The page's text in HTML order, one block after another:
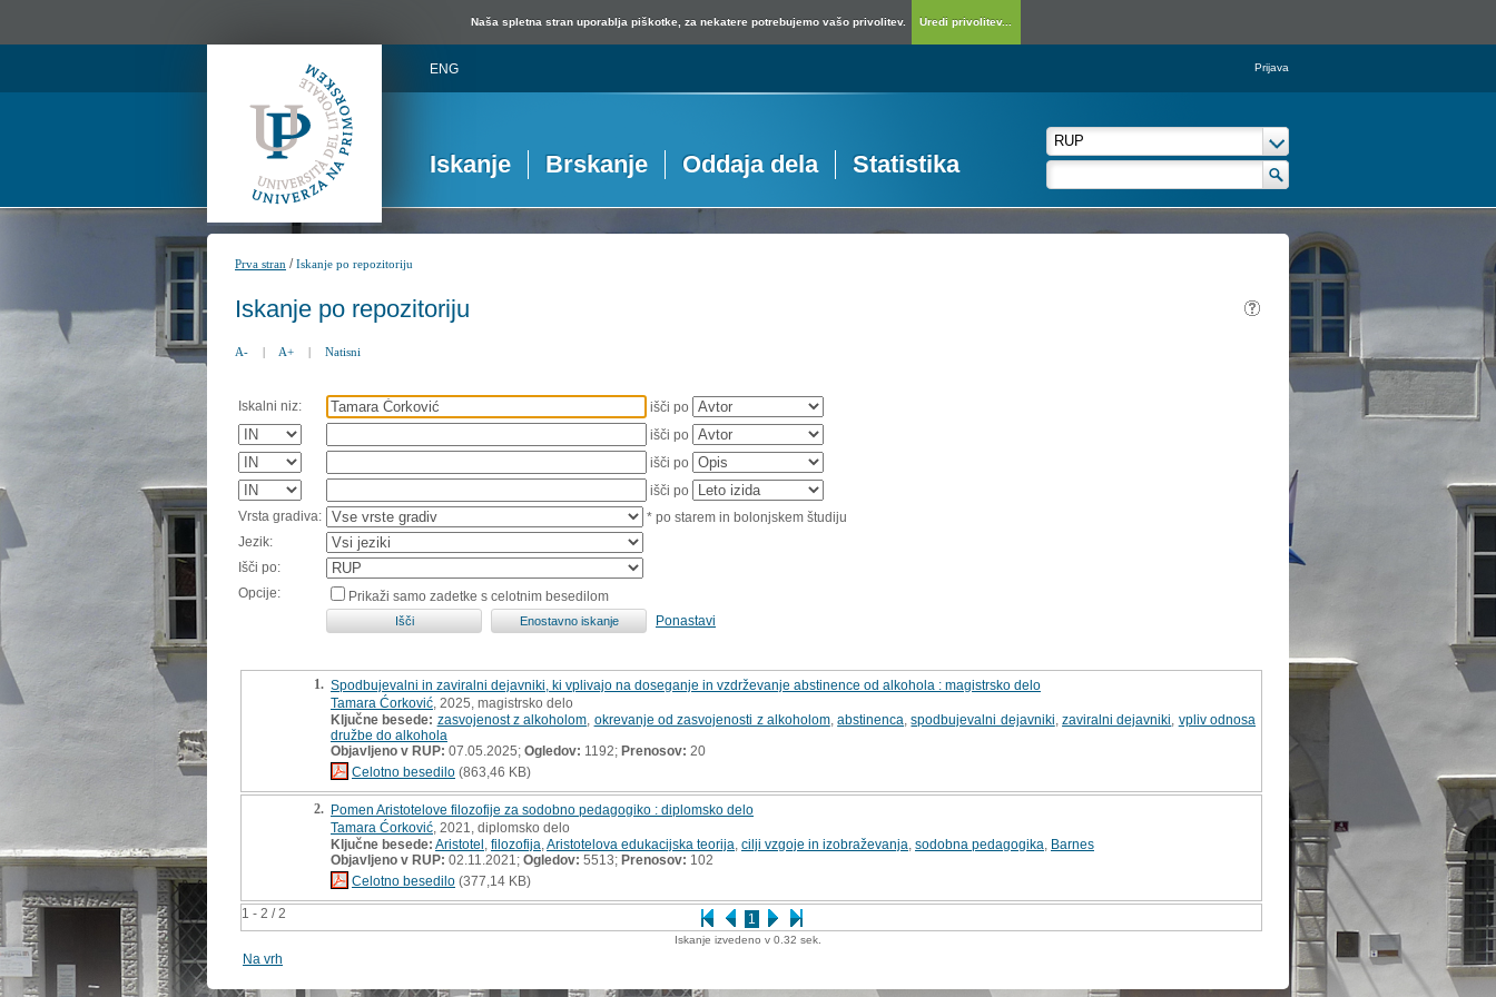
Naša spletna stran uporablja piškotke, za nekatere potrebujemo vašo privolitev. Uredi privolitev...
ENG Prijava
Iskanje Brskanje Oddaja dela Statistika
Prva stran /Iskanje po repozitoriju
Iskanje po repozitoriju
A- | A+ | Natisni
Iskalni niz:
išči po
išči po
išči po
išči po
Vrsta gradiva:
* po starem in bolonjskem študiju
Jezik:
Išči po:
Opcije:
Prikaži samo zadetke s celotnim besedilom
Ponastavi
1 - 2 / 2 1
1. Spodbujevalni in zaviralni dejavniki, ki vplivajo na doseganje in vzdrževanje abstinence od alkohola : magistrsko delo
Tamara Ćorković , 2025, magistrsko delo
Ključne besede: zasvojenost z alkoholom okrevanje od zasvojenosti z alkoholom,abstinenca ,spodbujevalni dejavniki ,zaviralni dejavniki vpliv odnosa
družbe do alkohola
Objavljeno v RUP: 07.05.2025; Ogledov: 1192; Prenosov: 20
Celotno besedilo (863,46 KB)
2. Pomen Aristotelove filozofije za sodobno pedagogiko : diplomsko delo
Tamara Ćorković , 2021, diplomsko delo
Ključne besede: Aristotel filozofija Aristotelova edukacijska teorija cilji vzgoje in izobraževanja sodobna pedagogika Barnes
Objavljeno v RUP: 02.11.2021; Ogledov: 5513; Prenosov: 102
Celotno besedilo (377,14 KB)
Iskanje izvedeno v 0.32 sek.
Na vrh